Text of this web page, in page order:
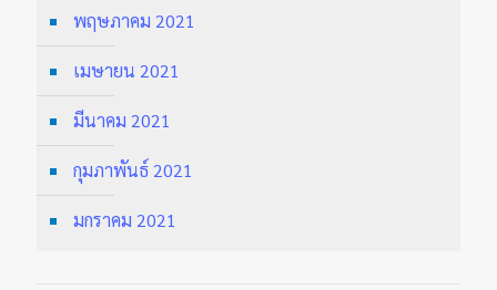
พฤษภาคม 2021
เมษายน 2021
มีนาคม 2021
กุมภาพันธ์ 2021
มกราคม 2021